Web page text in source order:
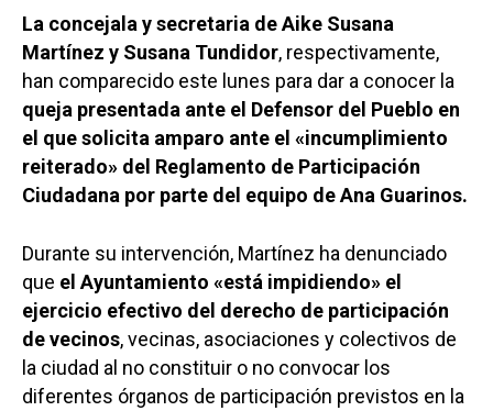
La concejala y secretaria de Aike Susana
Martínez y Susana Tundidor, respectivamente,
han comparecido este lunes para dar a conocer la
queja presentada ante el Defensor del Pueblo en
el que solicita amparo ante el «incumplimiento
reiterado» del Reglamento de Participación
Ciudadana por parte del equipo de Ana Guarinos.
Durante su intervención, Martínez ha denunciado
que el Ayuntamiento «está impidiendo» el
ejercicio efectivo del derecho de participación
de vecinos, vecinas, asociaciones y colectivos de
la ciudad al no constituir o no convocar los
diferentes órganos de participación previstos en la